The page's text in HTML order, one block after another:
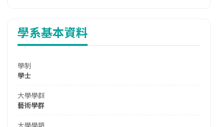
學系基本資料
學制
學士
大學學群
藝術學群
大學學類